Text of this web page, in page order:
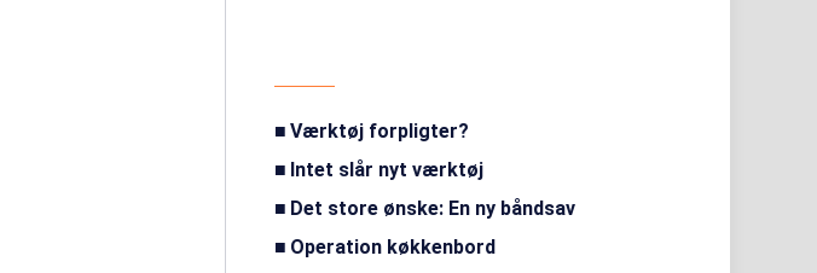
Værktøj forpligter?
Intet slår nyt værktøj
Det store ønske: En ny båndsav
Operation køkkenbord